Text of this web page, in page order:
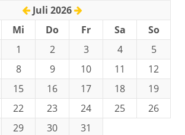
Über Uns
es geht - Braunkohle
was es geht - Wasser
Unterstützen
Termine
Kontakt
Juli 2026
Mi Do Fr Sa
So
1
2 3 4
5
8 9 10 11
12
15 16 17 18
19
22 23 24 25
26
29 30 31